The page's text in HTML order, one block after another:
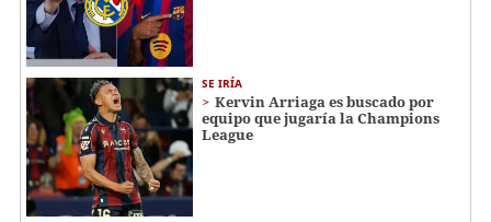
SE IRÍA
Kervin Arriaga es buscado por
equipo que jugaría la Champions
League